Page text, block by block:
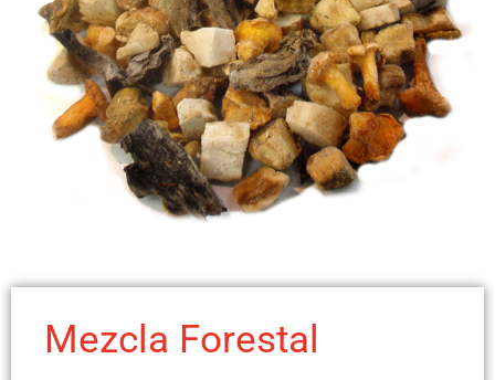
Mezcla Forestal